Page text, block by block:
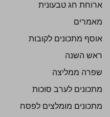
ארוחת חג טבעונית
מאמרים
אוסף מתכונים לקובות
ראש השנה
שפרה ממליצה
מתכונים לערב סוכות
מתכונים מומלצים לפסח